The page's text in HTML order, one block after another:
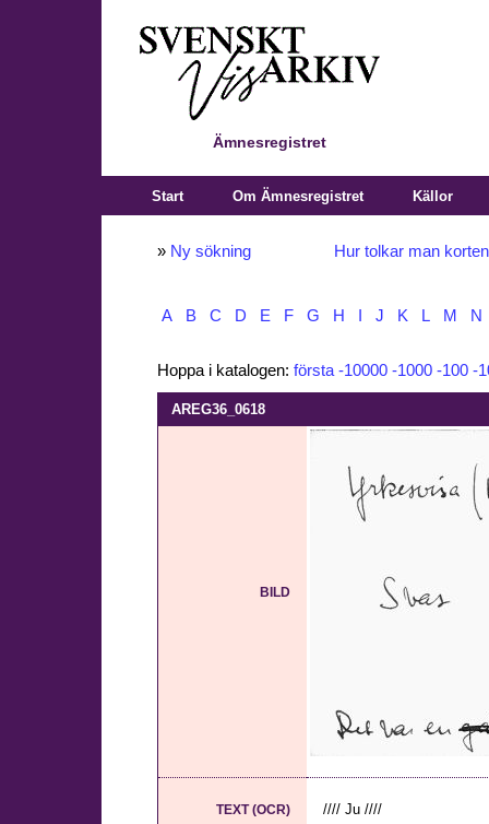
Ämnesregistret
Start Om Ämnesregistret Källor
» Ny sökning Hur tolkar man
A B C D E F G H J K L M N
Hoppa i katalogen: första -10000 -1000 -100 -
AREG36_0618
BILD
TEXT (OCR) //// Ju ////